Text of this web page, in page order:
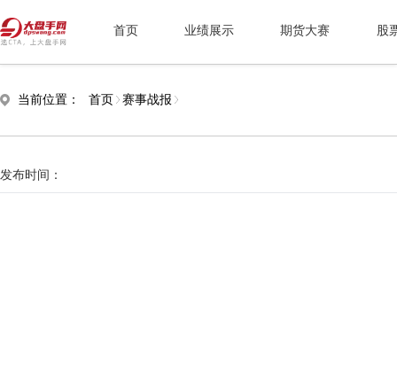
首页 业绩展示 期货大赛 股
当前位置： 首页 赛事战报
发布时间：